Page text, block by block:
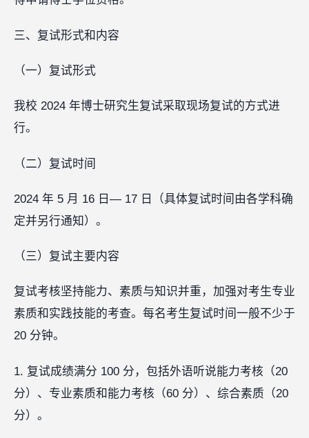
三、复试形式和内容
（一）复试形式
我校 2024 年博士研究生复试采取现场复试的方式进
行。
（二）复试时间
2024 年 5 月 16 日— 17 日（具体复试时间由各学科确
定并另行通知）。
（三）复试主要内容
复试考核坚持能力、素质与知识并重，加强对考生专业
素质和实践技能的考查。每名考生复试时间一般不少于
20 分钟。
1. 复试成绩满分 100 分，包括外语听说能力考核（20
分）、专业素质和能力考核（60 分）、综合素质（20
分）。